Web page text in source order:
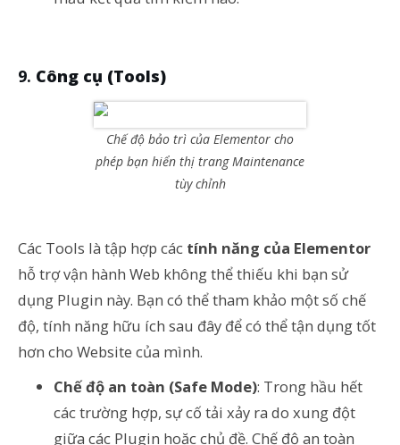
Công cụ (Tools)
Chế độ bảo trì của Elementor cho
phép bạn hiển thị trang Maintenance
tùy chỉnh
Các Tools là tập hợp các tính năng của Elementor
hỗ trợ vận hành Web không thể thiếu khi bạn sử
dụng Plugin này. Bạn có thể tham khảo một số chế
độ, tính năng hữu ích sau đây để có thể tận dụng tốt
hơn cho Website của mình.
Chế độ an toàn (Safe Mode): Trong hầu hết
các trường hợp, sự cố tải xảy ra do xung đột
giữa các Plugin hoặc chủ đề. Chế độ an toàn